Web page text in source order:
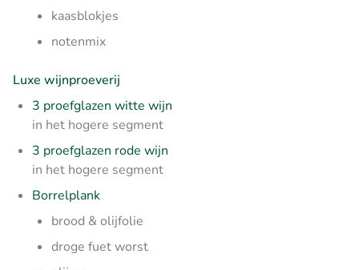
kaasblokjes
notenmix
Luxe wijnproeverij
3 proefglazen witte wijn
in het hogere segment
3 proefglazen rode wijn
in het hogere segment
Borrelplank
brood & olijfolie
droge fuet worst